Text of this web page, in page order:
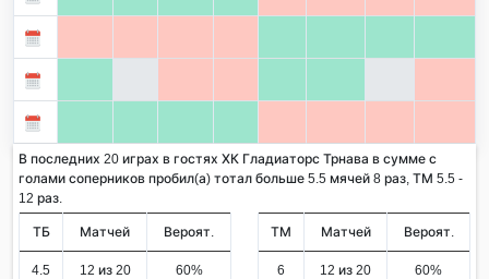
В последних 20 играх в гостях ХК Гладиаторс Трнава в сумме с
голами соперников пробил(а) тотал больше 5.5 мячей 8 раз, ТМ 5.5 -
12 раз.
ТБ Матчей Вероят.
4.5 12 из 20 60%
ТМ Матчей Вероят.
6 12 из 20 60%